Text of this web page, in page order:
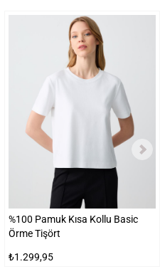
%100 Pamuk Kısa Kollu Basic
Örme Tişört
₺1.299,95